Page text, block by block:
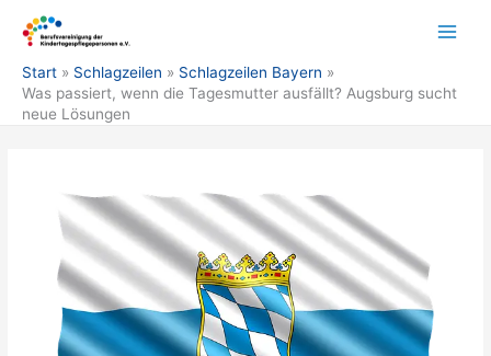
Inhalt
springen
Start Schlagzeilen
Schlagzeilen Bayern
Was passiert, wenn die Tagesmutter ausfällt? Augsburg sucht
neue Lösungen